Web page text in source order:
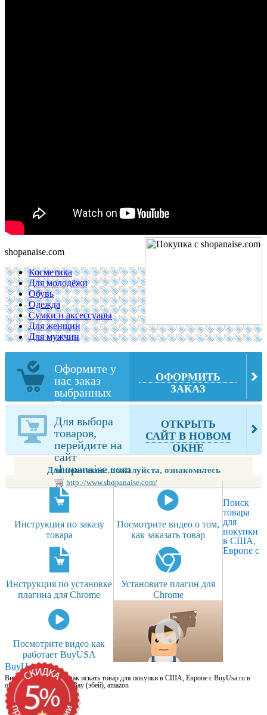
shopanaise.com
Косметика
Для молодёжи
Обувь
Одежда
Сумки и аксессуары
Для женщин
Для мужчин
Оформите у
нас заказ
выбранных
Вами товаров
из
shopanaise.com
ОФОРМИТЬ
ЗАКАЗ
Для выбора
товаров,
перейдите на
сайт
shopanaise.com
http://www.shopanaise.com/
ОТКРЫТЬ
САЙТ В НОВОМ
ОКНЕ
Для новичков: пожалуйста, ознакомьтесь
Инструкция по заказу
товара
Посмотрите видео о том,
как заказать товар
Инструкция по установке
плагина для Chrome
Установите плагин для
Chrome
Посмотрите видео как
работает BuyUSA
Поиск
товара
для
покупки
в США,
Европе с
BuyUsa.ru
Видео для новичков: как искать товар для покупки в США, Европе с BuyUsa.ru в
онлайн магазинах, на eBay (эбей), amazon